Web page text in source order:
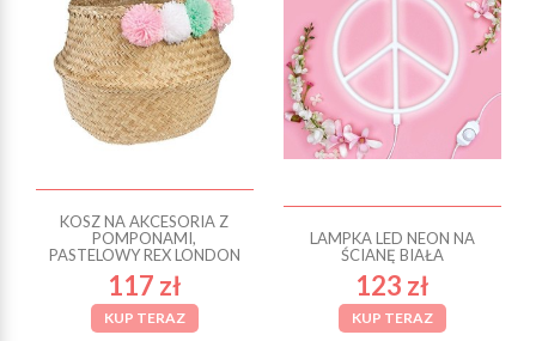
KOSZ NA AKCESORIA Z
POMPONAMI,
PASTELOWY REX LONDON
117 zł
KUP TERAZ
LAMPKA LED NEON NA
ŚCIANĘ BIAŁA
123 zł
KUP TERAZ